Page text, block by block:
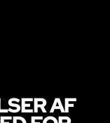
AF